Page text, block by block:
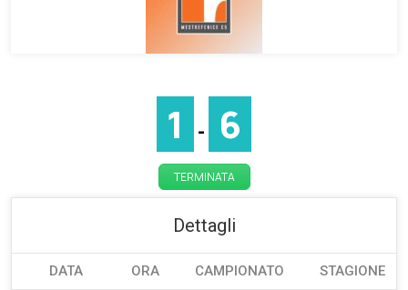
1 - 6
TERMINATA
Dettagli
DATA ORA CAMPIONATO STAGIONE